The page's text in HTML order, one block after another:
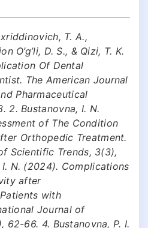
T. A.,
O’g’li, D. S., & Qizi, T. K.
Of Dental
The American Journal
Pharmaceutical
2. Bustanovna, I. N.
of The Condition
Orthopedic Treatment.
Scientific Trends, 3(3),
N. (2024). Complications
after
with
Journal of
62-66. 4. Bustanovna, P. I.